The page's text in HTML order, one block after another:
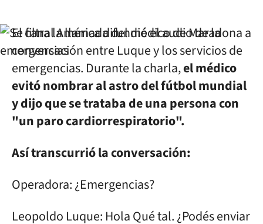
El canal América difundió el audio de la
conversación entre Luque y los servicios de
emergencias. Durante la charla,el médico
evitó nombrar al astro del fútbol mundial
y dijo que se trataba de una persona con
"un paro cardiorrespiratorio".
Así transcurrió la conversación:
Operadora: ¿Emergencias?
Leopoldo Luque: Hola Qué tal. ¿Podés enviar